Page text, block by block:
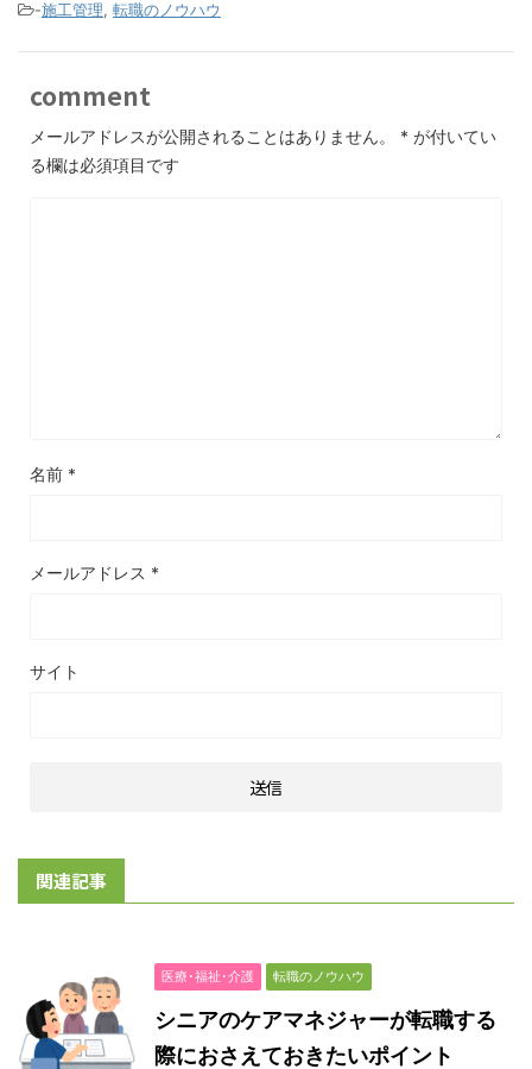
-施工管理, 転職のノウハウ
comment
メールアドレスが公開されることはありません。 * が付いてい
る欄は必須項目です
名前 *
メールアドレス *
サイト
関連記事
医療･福祉･介護 転職のノウハウ
シニアのケアマネジャーが転職する
際におさえておきたいポイント